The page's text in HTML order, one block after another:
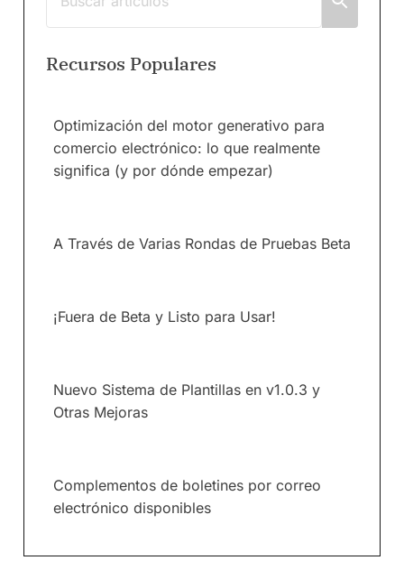
Recursos Populares
Optimización del motor generativo para
comercio electrónico: lo que realmente
significa (y por dónde empezar)
A Través de Varias Rondas de Pruebas Beta
¡Fuera de Beta y Listo para Usar!
Nuevo Sistema de Plantillas en v1.0.3 y
Otras Mejoras
Complementos de boletines por correo
electrónico disponibles